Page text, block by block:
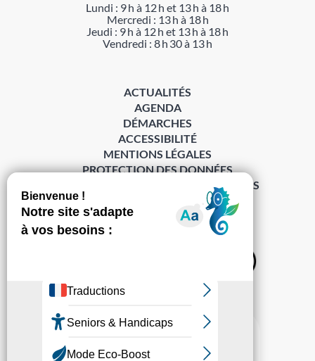
Lundi : 9 h à 12 h et 13 h à 18 h
Mercredi : 13 h à 18 h
Jeudi : 9 h à 12 h et 13 h à 18 h
Vendredi : 8 h 30 à 13 h
S’abonner à la Gazette ›
ACTUALITÉS
AGENDA
DÉMARCHES
ACCESSIBILITÉ
MENTIONS LÉGALES
PROTECTION DES DONNÉES
POLITIQUE DE GESTION DES COOKIES